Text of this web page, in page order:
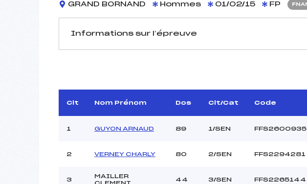
GRAND BORNAND Hommes 01/02/15 FP
Informations sur l’épreuve
D.T Adjoint :
–
Dir. Epreuve :
PERRISSIN FABERT DENIS (MB)
Pénalité appliquée :
50.8600
Clt Nom Prénom Dos Clt/Cat Code
1 GUYON ARNAUD 89 1/SEN FFS2600935
2 VERNEY CHARLY 80 2/SEN FFS2294281
3
MAILLER
44 3/SEN FFS2265144